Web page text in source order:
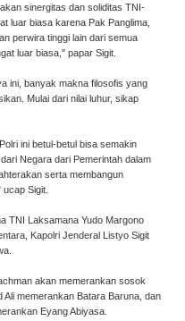
sinergitas dan soliditas TNI-
luar biasa karena Pak Panglima,
perwira tinggi lain dari semua
luar biasa," papar Sigit.
ini, banyak makna filosofis yang
Mulai dari nilai luhur, sikap
ini betul-betul bisa semakin
Negara dari Pemerintah dalam
serta membangun
Sigit.
TNI Laksamana Yudo Margono
Kapolri Jenderal Listyo Sigit
akan memerankan sosok
memerankan Batara Baruna, dan
Eyang Abiyasa.